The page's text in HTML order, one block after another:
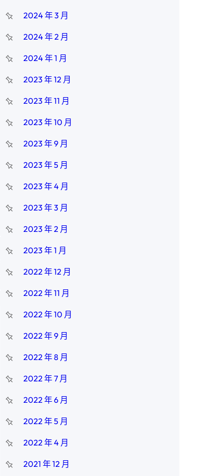
2024 年 3 月
2024 年 2 月
2024 年 1 月
2023 年 12 月
2023 年 11 月
2023 年 10 月
2023 年 9 月
2023 年 5 月
2023 年 4 月
2023 年 3 月
2023 年 2 月
2023 年 1 月
2022 年 12 月
2022 年 11 月
2022 年 10 月
2022 年 9 月
2022 年 8 月
2022 年 7 月
2022 年 6 月
2022 年 5 月
2022 年 4 月
2021 年 12 月